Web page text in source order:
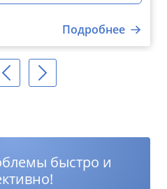
Подробнее
быстро и